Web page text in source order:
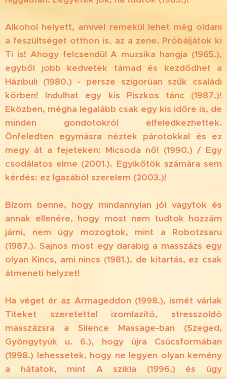
Alkohol helyett, amivel remekül lehet még oldani
a feszültséget otthon is, az a zene. Próbáljátok ki
Ti is! Ahogy felcsendül A muzsika hangja (1965.),
egyből jobb kedvetek támad és kezdődhet a
Házibuli (1980.) - persze szigorúan szűk családi
körben! Indulhat egy kis Piszkos tánc (1987.)!
Eközben, mégha legalább csak egy kis időre is, de
minden gondotokról elfeledkezhettek.
Önfeledten egymásra néztek párotokkal és ez
megy át a fejeteken: Micsoda nő! (1990.) / Egy
csodálatos elme (2001.). Egyikőtök számára sem
kérdés: ez Igazából szerelem (2003.)!
Bízom benne, hogy mindannyian jól vagytok és
annak ellenére, hogy most nem tudtok hozzám
járni, nem úgy mozogtok, mint a Robotzsaru
(1987.). Sajnos most egy darabig a masszázs egy
olyan Kincs, ami nincs (1981.), de kitartás, ez csak
átmeneti helyzet!
Ha véget ér az Armageddon (1998.), ismét várlak
Titeket szeretettel izomlazító, stresszoldó
masszázsra a Silence Massage-ban (Szeged,
Gyöngytyúk u. 6.), hogy újra Csúcsformában
(1998.) lehessetek, hogy ne legyen olyan kemény
a hátatok, mint A szikla (1996.) és úgy